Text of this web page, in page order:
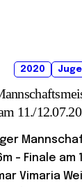
2020
11./
– Finale am
Vimaria